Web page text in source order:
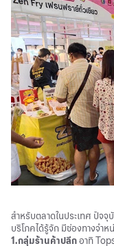
สำหรับตลาดในประเทศ ปัจจุ
บริโภคได้รู้จัก มีช่องทางจำ
1.กลุ่มร้านค้าปลีกอาทิ